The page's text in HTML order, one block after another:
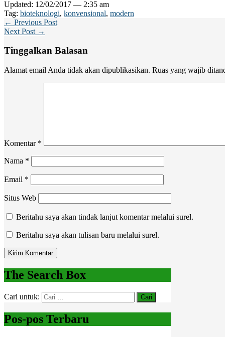
Updated: 12/02/2017 — 2:35 am
Tag: bioteknologi, konvensional, modern
← Previous Post
Next Post →
Tinggalkan Balasan
Alamat email Anda tidak akan dipublikasikan. Ruas yang wajib
Komentar *
Nama *
Email *
Situs Web
Beritahu saya akan tindak lanjut komentar melalui surel.
Beritahu saya akan tulisan baru melalui surel.
The Search Box
Cari untuk:
Pos-pos Terbaru